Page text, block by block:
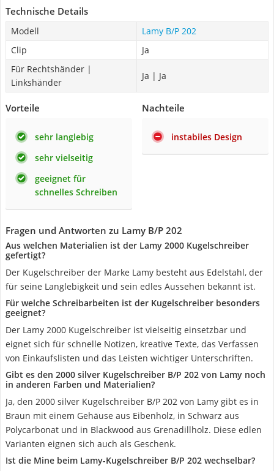
Technische Details
Modell
Lamy B/P 202
Clip
Ja
Für Rechtshänder |
Linkshänder
Ja | Ja
Vorteile
sehr langlebig
sehr vielseitig
geeignet für
schnelles Schreiben
Nachteile
instabiles Design
Fragen und Antworten zu Lamy B/P 202
Aus welchen Materialien ist der Lamy 2000 Kugelschreiber
gefertigt?
Der Kugelschreiber der Marke Lamy besteht aus Edelstahl, der
für seine Langlebigkeit und sein edles Aussehen bekannt ist.
Für welche Schreibarbeiten ist der Kugelschreiber besonders
geeignet?
Der Lamy 2000 Kugelschreiber ist vielseitig einsetzbar und
eignet sich für schnelle Notizen, kreative Texte, das Verfassen
von Einkaufslisten und das Leisten wichtiger Unterschriften.
Gibt es den 2000 silver Kugelschreiber B/P 202 von Lamy noch
in anderen Farben und Materialien?
Ja, den 2000 silver Kugelschreiber B/P 202 von Lamy gibt es in
Braun mit einem Gehäuse aus Eibenholz, in Schwarz aus
Polycarbonat und in Blackwood aus Grenadillholz. Diese edlen
Varianten eignen sich auch als Geschenk.
Ist die Mine beim Lamy-Kugelschreiber B/P 202 wechselbar?